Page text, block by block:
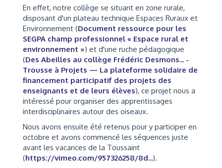
En effet, notre collège se situant en zone rurale,
disposant d'un plateau technique Espaces Ruraux et
Environnement (Document ressource pour les
SEGPA champ professionnel « Espace rural et
environnement ») et d'une ruche pédagogique
(Des Abeilles au collège Frédéric Desmons... -
Trousse à Projets — La plateforme solidaire de
financement participatif des projets des
enseignants et de leurs élèves), ce projet nous a
intéressé pour organiser des apprentissages
interdisciplinaires autour des oiseaux.
Nous avons ensuite été retenus pour y participer en
octobre et avons commencé les séquences juste
avant les vacances de la Toussaint
(https://vimeo.com/957326258/8d...).